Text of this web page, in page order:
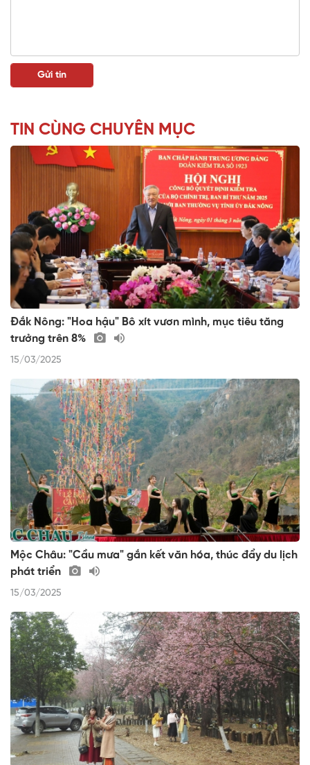
TIN CÙNG CHUYÊN MỤC
Đắk Nông: "Hoa hậu" Bô xít vươn mình, mục tiêu tăng
trưởng trên 8%
15/03/2025
Mộc Châu: "Cầu mưa" gắn kết văn hóa, thúc đẩy du lịch
phát triển
15/03/2025